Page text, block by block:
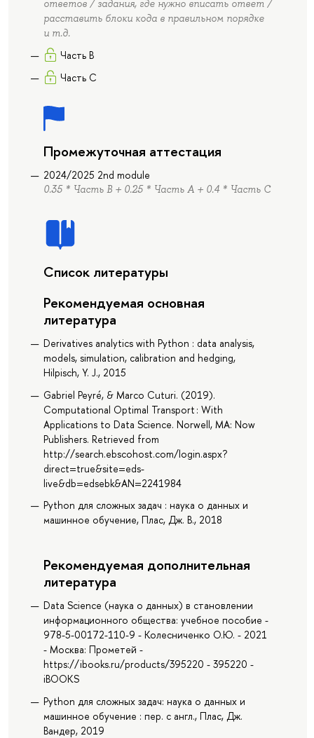
ответов / задания, где нужно вписать ответ /
расставить блоки кода в правильном порядке
и т.д.
Часть B
Часть C
Промежуточная аттестация
2024/2025 2nd module
0.35 * Часть B + 0.25 * Часть А + 0.4 * Часть C
Список литературы
Рекомендуемая основная
литература
Derivatives analytics with Python : data analysis,
models, simulation, calibration and hedging,
Hilpisch, Y. J., 2015
Gabriel Peyré, & Marco Cuturi. (2019).
Computational Optimal Transport : With
Applications to Data Science. Norwell, MA: Now
Publishers. Retrieved from
http://search.ebscohost.com/login.aspx?
direct=true&site=eds-
live&db=edsebk&AN=2241984
Python для сложных задач : наука о данных и
машинное обучение, Плас, Дж. В., 2018
Рекомендуемая дополнительная
литература
Data Science (наука о данных) в становлении
информационного общества: учебное пособие -
978-5-00172-110-9 - Колесниченко О.Ю. - 2021
- Москва: Прометей -
https://ibooks.ru/products/395220 - 395220 -
iBOOKS
Python для сложных задач: наука о данных и
машинное обучение : пер. с англ., Плас, Дж.
Вандер, 2019